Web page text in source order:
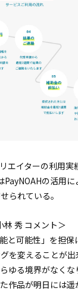
エイターの利用実
PayNOAHの活用
られている。
林 秀 コメント＞
と可能性」を担保
を変えることが出
ゆる境界がなく
作品が明日には